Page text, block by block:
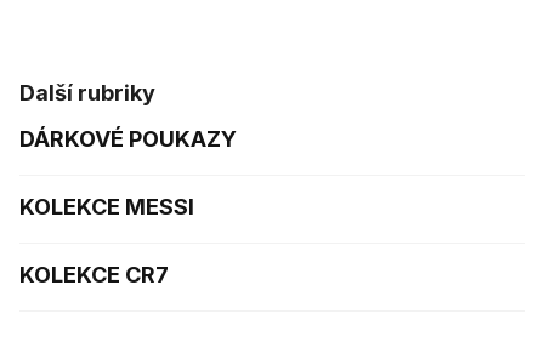
Další rubriky
DÁRKOVÉ POUKAZY
KOLEKCE MESSI
KOLEKCE CR7